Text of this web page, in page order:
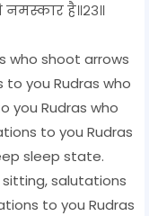
है॥२३॥
who shoot arrows
you Rudras who
you Rudras who
to you Rudras
sleep state.
salutations
to you Rudras